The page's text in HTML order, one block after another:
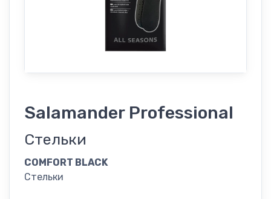
Salamander Professional
Стельки
COMFORT BLACK
Стельки